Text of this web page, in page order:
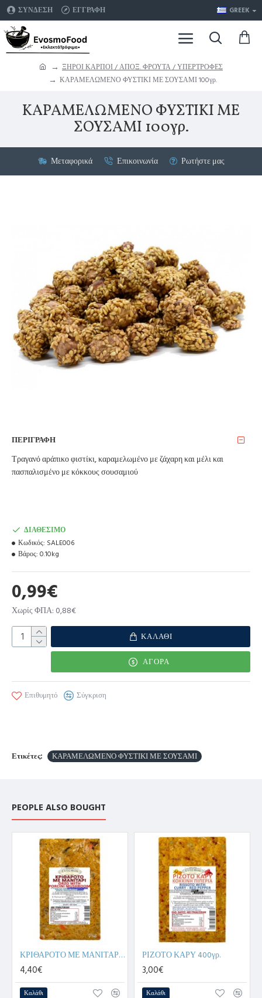
ΣΥΝΔΕΣΗ ΕΓΓΡΑΦΗ GREEK
ΞΗΡΟΙ ΚΑΡΠΟΙ / ΑΠΟΞ. ΦΡΟΥΤΑ / ΥΠΕΡΤΡΟΦΕΣ
ΚΑΡΑΜΕΛΩΜΕΝΟ ΦΥΣΤΙΚΙ ΜΕ ΣΟΥΣΑΜΙ 100γρ.
ΚΑΡΑΜΕΛΩΜΕΝΟ ΦΥΣΤΙΚΙ ΜΕ
ΣΟΥΣΑΜΙ 100γρ.
Μεταφορικά Επικοινωνία Ρωτήστε μας
ΠΕΡΙΓΡΑΦΗ
Τραγανό αράπικο φιστίκι, καραμελωμένο με ζάχαρη και μέλι και
πασπαλισμένο με κόκκους σουσαμιού
0,99€
Χωρίς ΦΠΑ: 0,88€
ΔΙΑΘΈΣΙΜΟ
Κωδικός: SALE006
Βάρος: 0.10kg
ΚΑΛΆΘΙ
ΑΓΟΡΆ
Επιθυμητό Σύγκριση
Ετικέτες: ΚΑΡΑΜΕΛΩΜΕΝΟ ΦΥΣΤΙΚΙ ΜΕ ΣΟΥΣΑΜΙ
PEOPLE ALSO BOUGHT
ΚΡΙΘΑΡΟΤΟ ΜΕ ΜΑΝΙΤΑΡΙ PORCHINI 400γρ.
4,40€
Καλάθι
ΡΙΖΟΤΟ ΚΑΡΥ 400γρ.
3,00€
Καλάθι